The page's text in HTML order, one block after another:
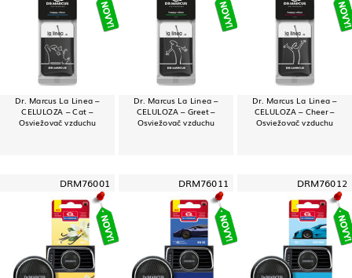
Dr. Marcus La Linea –
CELULOZA – Cat –
Osviežovač vzduchu
Dr. Marcus La Linea –
CELULOZA – Greet –
Osviežovač vzduchu
Dr. Marcus La Linea –
CELULOZA – Cheer –
Osviežovač vzduchu
DRM76001 DRM76011 DRM76012